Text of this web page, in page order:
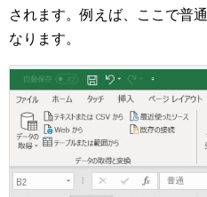
されます。例えば、ここで普
なります。